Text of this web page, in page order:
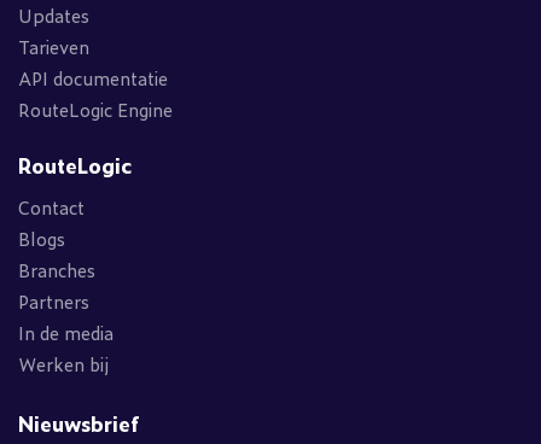
Updates
Tarieven
API documentatie
RouteLogic Engine
RouteLogic
Contact
Blogs
Branches
Partners
In de media
Werken bij
Nieuwsbrief